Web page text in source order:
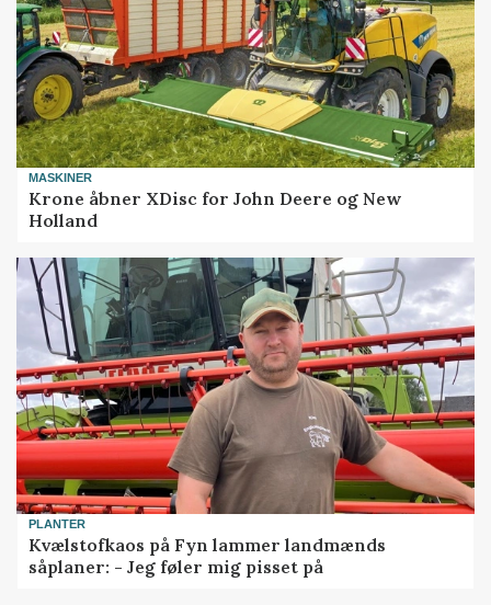
MASKINER
Krone åbner XDisc for John Deere og New
Holland
PLANTER
Kvælstofkaos på Fyn lammer landmænds
såplaner: - Jeg føler mig pisset på